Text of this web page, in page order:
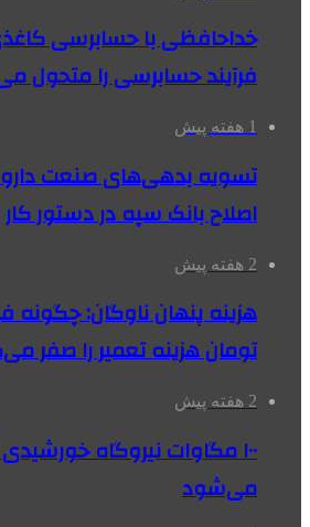
خداحافظی با حسابرسی
فرآیند حسابرسی را متحول
1 هفته پیش
اصلاح بانک سپه در دستور کار
2 هفته پیش
هزینه پنهان ناوگان: چگونه
تومان هزینه تعمیر را صفر
2 هفته پیش
۱۰۰ مگاوات نیروگاه‌
می‌شود